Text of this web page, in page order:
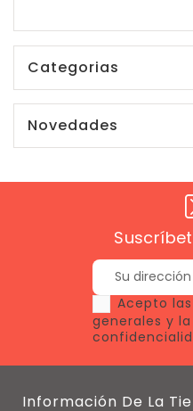
Categorias
Novedades
Acepto
generales y
Información De La